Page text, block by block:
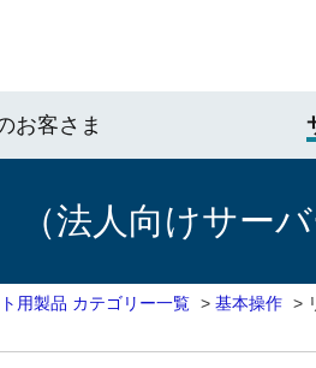
お客さま
法人向けサーバ
用製品 カテゴリー一覧 > 基本操作 >